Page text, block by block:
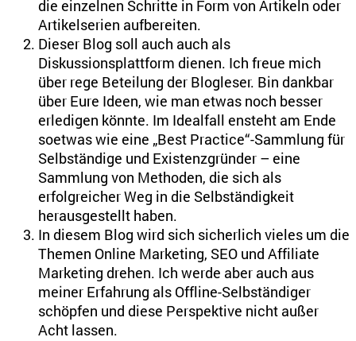
die einzelnen Schritte in Form von Artikeln oder
Artikelserien aufbereiten.
Dieser Blog soll auch auch als
Diskussionsplattform dienen. Ich freue mich
über rege Beteilung der Blogleser. Bin dankbar
über Eure Ideen, wie man etwas noch besser
erledigen könnte. Im Idealfall ensteht am Ende
soetwas wie eine „Best Practice“-Sammlung für
Selbständige und Existenzgründer – eine
Sammlung von Methoden, die sich als
erfolgreicher Weg in die Selbständigkeit
herausgestellt haben.
In diesem Blog wird sich sicherlich vieles um die
Themen Online Marketing, SEO und Affiliate
Marketing drehen. Ich werde aber auch aus
meiner Erfahrung als Offline-Selbständiger
schöpfen und diese Perspektive nicht außer
Acht lassen.